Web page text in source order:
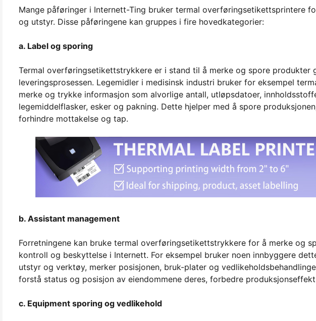
Mange påføringer i Internett-Ting bruker termal overføringsetikettsprintere
og utstyr. Disse påføringene kan gruppes i fire hovedkategorier:
a. Label og sporing
Termal overføringsetikettstrykkere er i stand til å merke og spore produkter
leveringsprosessen. Legemidler i medisinsk industri bruker for eksempel
merke og trykke informasjon som alvorlige antall, utløpsdatoer,
legemiddelflasker, esker og pakning. Dette hjelper med å spore
forhindre mottakelse og tap.
b. Assistant management
Forretningene kan bruke termal overføringsetikettstrykkere for å merke og
kontroll og beskyttelse i Internett. For eksempel bruker noen innbyggere
utstyr og verktøy, merker posisjonen, bruk-plater og
forstå status og posisjon av eiendommene deres, forbedre
c. Equipment sporing og vedlikehold